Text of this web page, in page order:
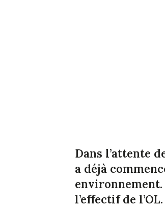
Dans l’attente
a déjà
environnement.
l’effectif de l’OL.